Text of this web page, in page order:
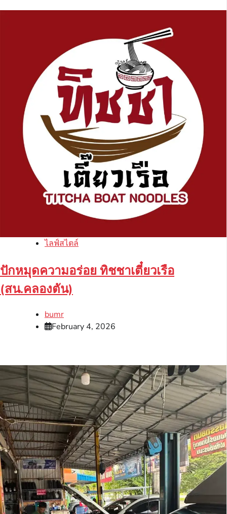
ไลฟ์สไตล์
ปักหมุดความอร่อย ทิชชาเตี๋ยวเรือ
(สน.คลองตัน)
bumr
February 4, 2026